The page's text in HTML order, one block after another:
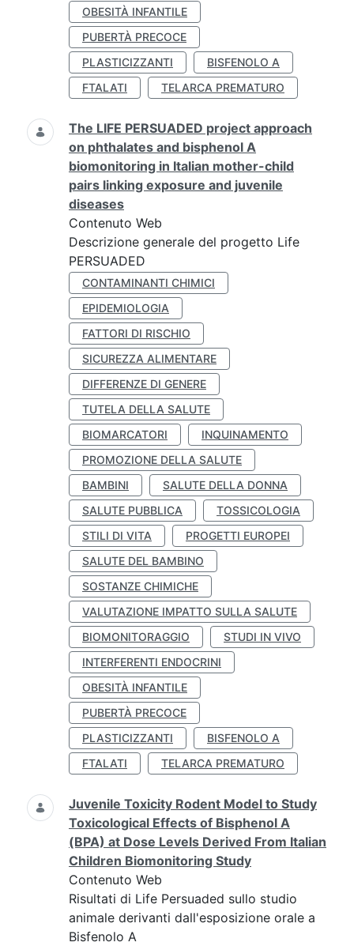
OBESITÀ INFANTILE
PUBERTÀ PRECOCE
PLASTICIZZANTI
BISFENOLO A
FTALATI
TELARCA PREMATURO
The LIFE PERSUADED project approach
on phthalates and bisphenol A
biomonitoring in Italian mother-child
pairs linking exposure and juvenile
diseases
Contenuto Web
Descrizione generale del progetto Life
PERSUADED
CONTAMINANTI CHIMICI
EPIDEMIOLOGIA
FATTORI DI RISCHIO
SICUREZZA ALIMENTARE
DIFFERENZE DI GENERE
TUTELA DELLA SALUTE
BIOMARCATORI
INQUINAMENTO
PROMOZIONE DELLA SALUTE
BAMBINI
SALUTE DELLA DONNA
SALUTE PUBBLICA
TOSSICOLOGIA
STILI DI VITA
PROGETTI EUROPEI
SALUTE DEL BAMBINO
SOSTANZE CHIMICHE
VALUTAZIONE IMPATTO SULLA SALUTE
BIOMONITORAGGIO
STUDI IN VIVO
INTERFERENTI ENDOCRINI
OBESITÀ INFANTILE
PUBERTÀ PRECOCE
PLASTICIZZANTI
BISFENOLO A
FTALATI
TELARCA PREMATURO
Juvenile Toxicity Rodent Model to Study
Toxicological Effects of Bisphenol A
(BPA) at Dose Levels Derived From Italian
Children Biomonitoring Study
Contenuto Web
Risultati di Life Persuaded sullo studio
animale derivanti dall'esposizione orale a
Bisfenolo A